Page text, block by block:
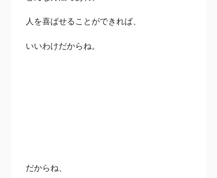
人を喜ばせることができれば、
いいわけだからね。
だからね、